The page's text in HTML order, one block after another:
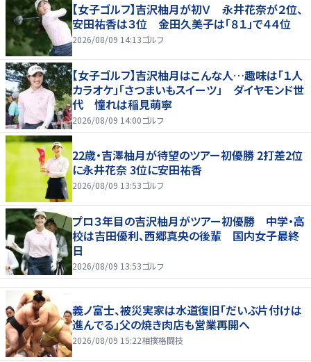
【女子ゴルフ】吉沢柚月が初Ｖ 永井花奈が２位、
安田祐香は３位 金田久美子は「８１」で４４位
2026/08/09 14:13ゴルフ
【女子ゴルフ】吉沢柚月はこんな人…趣味は「１人
カラオケ」「さつまいもスイーツ」 ダイヤモンド世
代 憧れは稲見萌寧
2026/08/09 14:00ゴルフ
22歳・吉澤柚月が待望のツアー初優勝 2打差2位
に永井花奈 3位に安田祐香
2026/08/09 13:53ゴルフ
プロ３年目の吉沢柚月がツアー初優勝 中学・高
校は吉田優利、西郷真央の後輩 国内女子最終
日
2026/08/09 13:53ゴルフ
義ノ富士、被災実家は水道復旧「だいぶ片付けは
進んでる」父の焼き肉店も営業再開へ
2026/08/09 15:22相撲格闘技